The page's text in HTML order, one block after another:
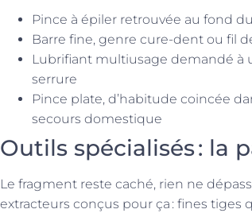
Pince à épiler retrouvée au fond
Barre fine, genre cure-dent ou fil
Lubrifiant multiusage demandé à
serrure
Pince plate, d’habitude coincée
secours domestique
Outils spécialisés : la
Le fragment reste caché, rien ne
extracteurs conçus pour ça : fines tiges